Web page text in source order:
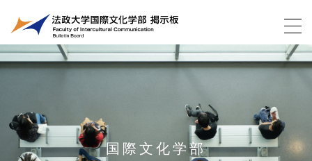
国際文化学部